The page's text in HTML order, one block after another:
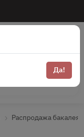
Распродажа бакалея
Да!